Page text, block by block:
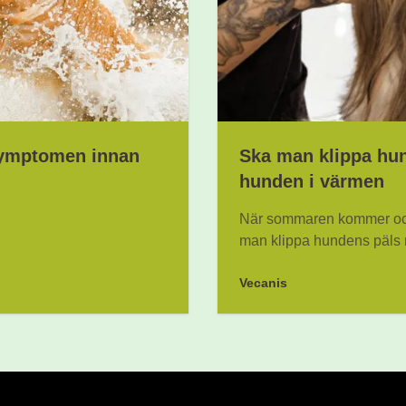
innan
Ska man klippa
hunden i värmen
När sommaren kommer
man klippa hundens päls
Vecanis